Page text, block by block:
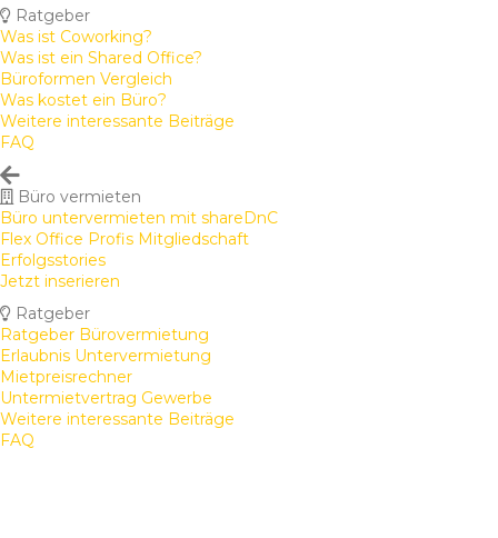
Ratgeber
Was ist Coworking?
Was ist ein Shared Office?
Büroformen Vergleich
Was kostet ein Büro?
Weitere interessante Beiträge
FAQ
Büro vermieten
Büro untervermieten mit shareDnC
Flex Office Profis Mitgliedschaft
Erfolgsstories
Jetzt inserieren
Ratgeber
Ratgeber Bürovermietung
Erlaubnis Untervermietung
Mietpreisrechner
Untermietvertrag Gewerbe
Weitere interessante Beiträge
FAQ